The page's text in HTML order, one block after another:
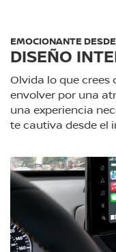
EMOCIONANTE
DISEÑO
Olvida lo que crees
envolver por una
una experiencia
te cautiva desde el